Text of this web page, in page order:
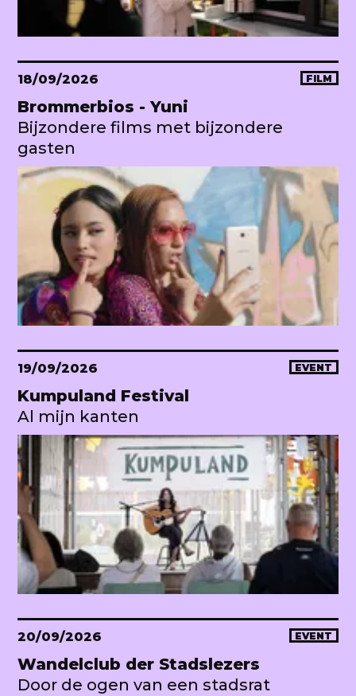
18/09/2026 FILM
Brommerbios - Yuni
Bijzondere films met bijzondere
gasten
19/09/2026 EVENT
Kumpuland Festival
Al mijn kanten
20/09/2026 EVENT
Wandelclub der Stadslezers
Door de ogen van een stadsrat